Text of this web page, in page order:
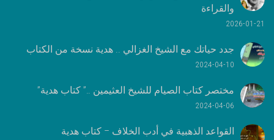
والقراءة
2026-01-21
جدد حياتك مع الشيخ الغزالي .. هدية نسخة من الكتاب
2024-04-10
مختصر كتاب الصيام للشيخ العثيمين ..” كتاب هدية”
2024-04-06
القواعد الذهبية في أدب الخلاف – كتاب هدية